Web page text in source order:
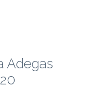
Adegas